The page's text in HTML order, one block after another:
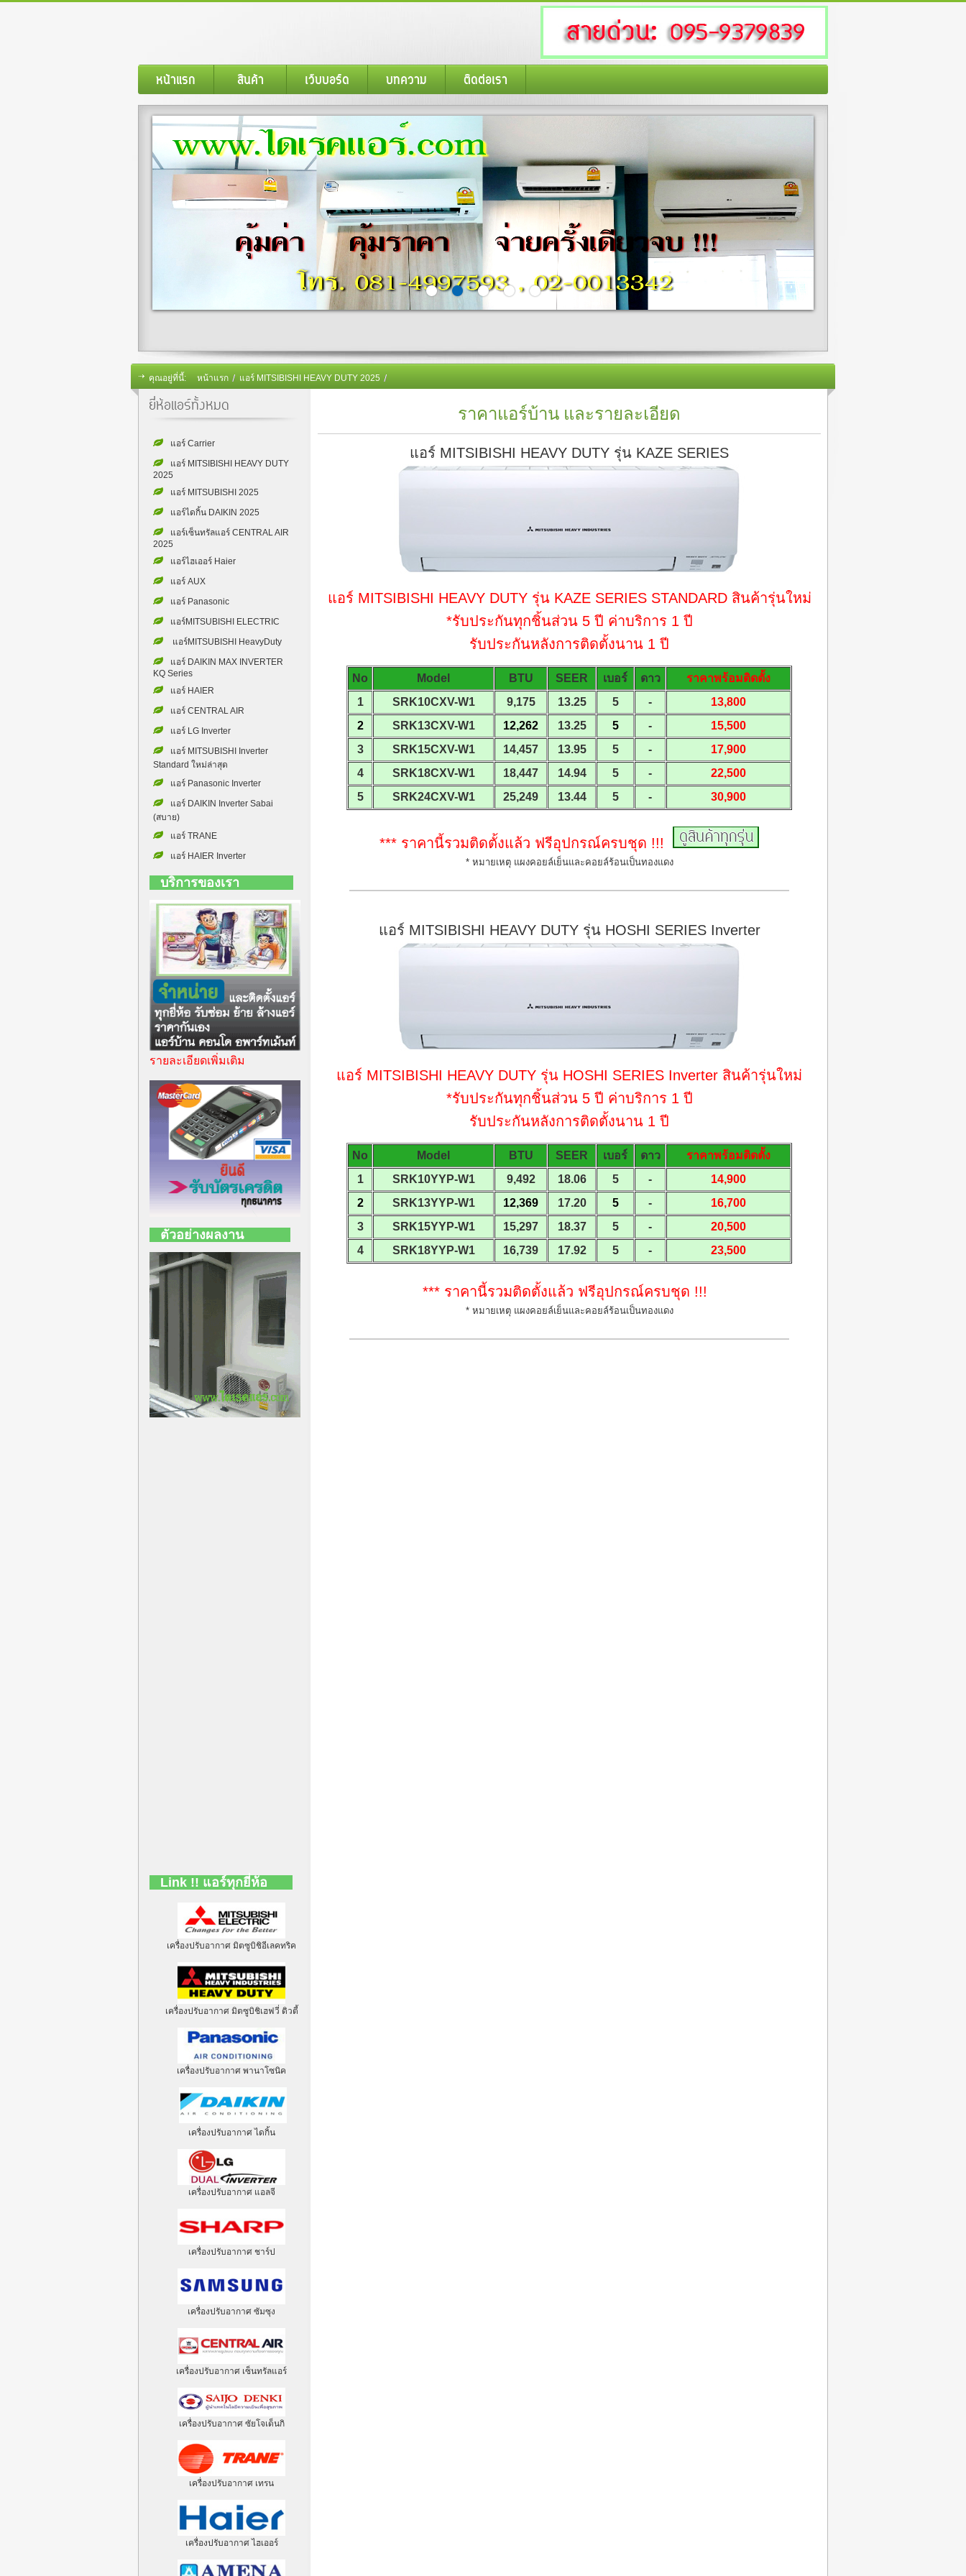
หน้าแรก สินค้า เว็บบอร์ด บทความ ติดต่อเรา
คุณอยู่ที่นี้: หน้าแรก แอร์ MITSIBISHI HEAVY DUTY 2025
ยี่ห้อแอร์ทั้งหมด
แอร์ Carrier
แอร์ MITSIBISHI HEAVY DUTY
2025
แอร์ MITSUBISHI 2025
แอร์ไดกิ้น DAIKIN 2025
แอร์เซ็นทรัลแอร์ CENTRAL AIR
2025
แอร์ไฮเออร์ Haier
แอร์ AUX
แอร์ Panasonic
แอร์MITSUBISHI ELECTRIC
แอร์MITSUBISHI HeavyDuty
แอร์ DAIKIN MAX INVERTER
KQ Series
แอร์ HAIER
แอร์ CENTRAL AIR
แอร์ LG Inverter
แอร์ MITSUBISHI Inverter
Standard ใหม่ล่าสุด
แอร์ Panasonic Inverter
แอร์ DAIKIN Inverter Sabai
(สบาย)
แอร์ TRANE
แอร์ HAIER Inverter
บริการของเรา
รายละเอียดเพิ่มเติม
ตัวอย่างผลงาน
Link !! แอร์ทุกยี่ห้อ
เครื่องปรับอากาศ มิตซูบิชิอีเลคทริค
เครื่องปรับอากาศ มิตซูบิชิเฮฟวี่ ดิวตี้
เครื่องปรับอากาศ พานาโซนิค
เครื่องปรับอากาศ ไดกิ้น
เครื่องปรับอากาศ แอลจี
เครื่องปรับอากาศ ชาร์ป
เครื่องปรับอากาศ ซัมซุง
เครื่องปรับอากาศ เซ็นทรัลแอร์
เครื่องปรับอากาศ ซัยโจเด็นกิ
เครื่องปรับอากาศ เทรน
เครื่องปรับอากาศ ไฮเออร์
ราคาแอร์บ้าน และรายละเอียด
แอร์ MITSIBISHI HEAVY DUTY รุ่น KAZE SERIES
แอร์ MITSIBISHI HEAVY DUTY รุ่น KAZE SERIES STANDARD สินค้ารุ่นใหม่
*รับประกันทุกชิ้นส่วน 5 ปี ค่าบริการ 1 ปี
รับประกันหลังการติดตั้งนาน 1 ปี
No Model BTU SEER เบอร์ ดาว
ราคาพร้อมติดตั้ง
1
SRK10CXV-W1 9,175 13.25 5 -
13,800
2
SRK13CXV-W1 12,262 13.25 5 -
15,500
3
SRK15CXV-W1 14,457 13.95 5 -
17,900
4
SRK18CXV-W1 18,447 14.94 5 -
22,500
5
SRK24CXV-W1 25,249 13.44 5 - 30,900
*** ราคานี้รวมติดตั้งแล้ว ฟรีอุปกรณ์ครบชุด !!!
* หมายเหตุ แผงคอยล์เย็นและคอยล์ร้อนเป็นทองแดง
แอร์ MITSIBISHI HEAVY DUTY รุ่น HOSHI SERIES Inverter
แอร์ MITSIBISHI HEAVY DUTY รุ่น HOSHI SERIES Inverter สินค้ารุ่นใหม่
*รับประกันทุกชิ้นส่วน 5 ปี ค่าบริการ 1 ปี
รับประกันหลังการติดตั้งนาน 1 ปี
No Model BTU SEER เบอร์ ดาว
ราคาพร้อมติดตั้ง
1
SRK10YYP-W1 9,492 18.06 5 -
14,900
2
SRK13YYP-W1 12,369 17.20 5 -
16,700
3
SRK15YYP-W1 15,297 18.37 5 -
20,500
4
SRK18YYP-W1 16,739 17.92 5 - 23,500
*** ราคานี้รวมติดตั้งแล้ว ฟรีอุปกรณ์ครบชุด !!!
* หมายเหตุ แผงคอยล์เย็นและคอยล์ร้อนเป็นทองแดง